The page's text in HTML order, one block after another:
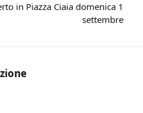
in Piazza Ciaia domenica 1
settembre